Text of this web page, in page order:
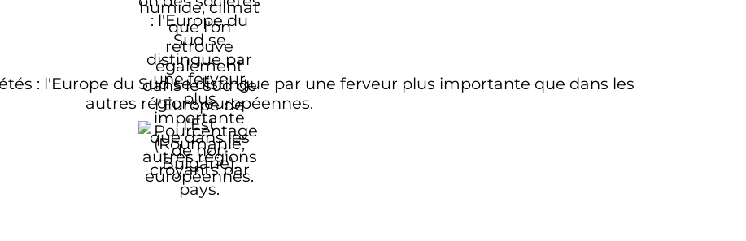
: l'Europe du Sud se distingue par une ferveur plus importante que dans les
autres régions européennes.